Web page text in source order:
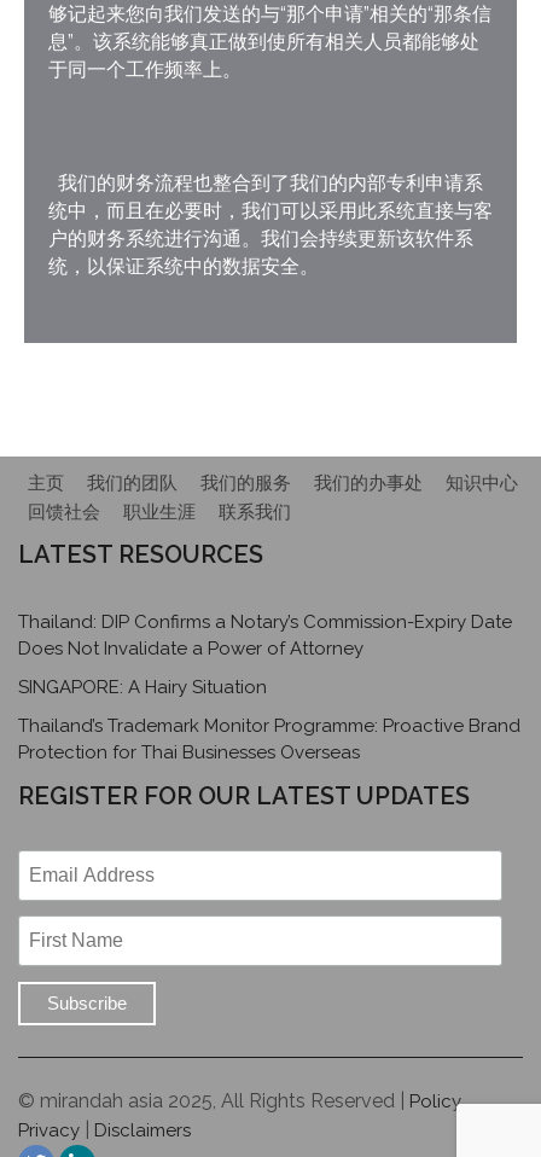
够记起来您向我们发送的与“那个申请”相关的“那条信
息”。该系统能够真正做到使所有相关人员都能够处
于同一个工作频率上。
我们的财务流程也整合到了我们的内部专利申请系
统中，而且在必要时，我们可以采用此系统直接与客
户的财务系统进行沟通。我们会持续更新该软件系
统，以保证系统中的数据安全。
主页 我们的团队 我们的服务 我们的办事处
知识中心
回馈社会
职业生涯 联系我们
LATEST RESOURCES
Thailand: DIP Confirms a Notary’s Commission-Expiry Date
Does Not Invalidate a Power of Attorney
SINGAPORE: A Hairy Situation
Thailand’s Trademark Monitor Programme: Proactive Brand
Protection for Thai Businesses Overseas
REGISTER FOR OUR LATEST UPDATES
© mirandah asia 2025, All Rights Reserved | Policy
Privacy
Disclaimers